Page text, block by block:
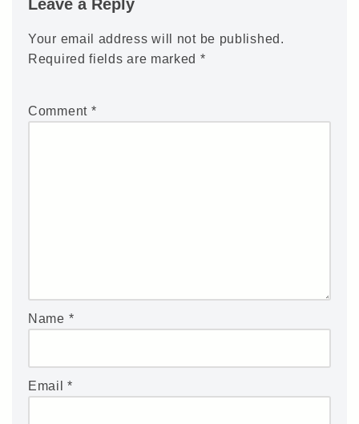
Leave a Reply
Your email address will not be published.
Required fields are marked *
Comment *
Name *
Email*